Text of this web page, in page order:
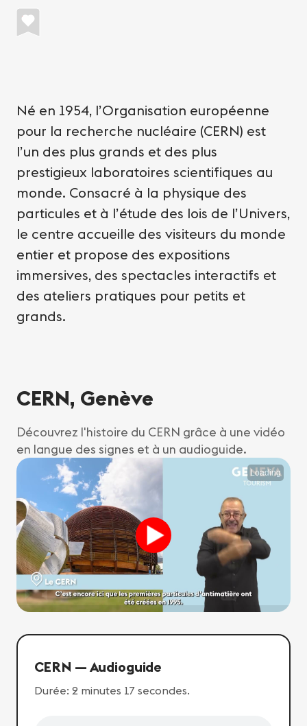
Né en 1954, l’Organisation européenne
pour la recherche nucléaire (CERN) est
l’un des plus grands et des plus
prestigieux laboratoires scientifiques au
monde. Consacré à la physique des
particules et à l’étude des lois de l’Univers,
le centre accueille des visiteurs du monde
entier et propose des expositions
immersives, des spectacles interactifs et
des ateliers pratiques pour petits et
grands.
P M O
Loading
CERN, Genève
Découvrez l'histoire du CERN grâce à une vidéo
en langue des signes et à un audioguide.
CERN — Audioguide
Durée: 2 minutes 17 secondes.